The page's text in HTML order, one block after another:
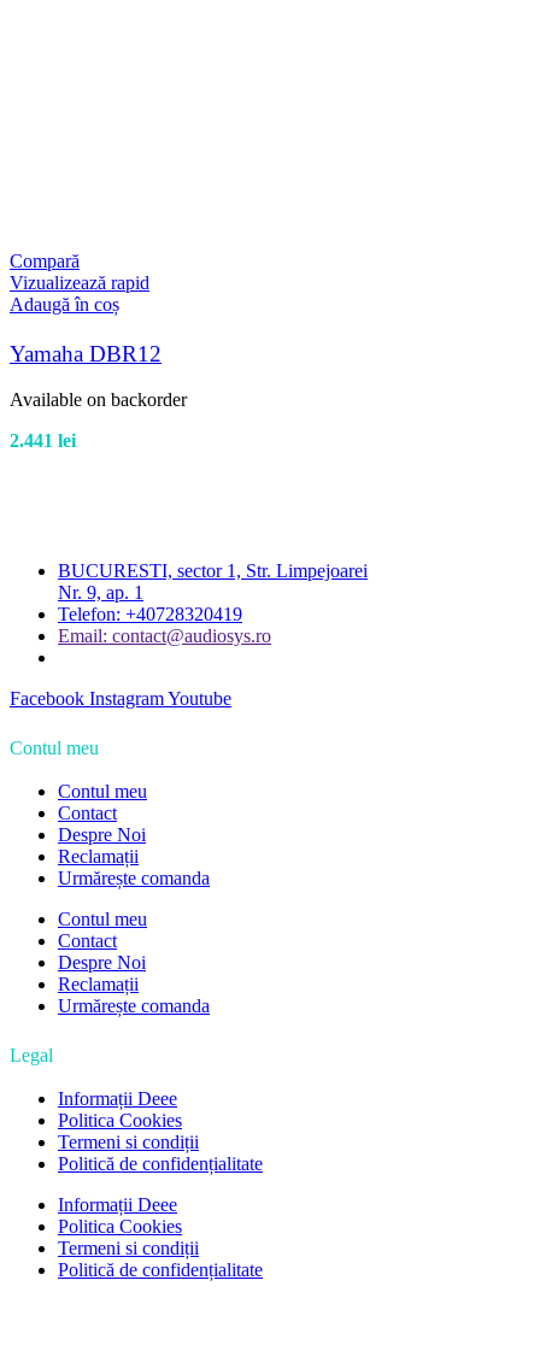
Compară
Vizualizează rapid
Adaugă în coș
Yamaha DBR12
Available on backorder
2.441 lei
BUCURESTI, sector 1, Str. Limpejoarei
Nr. 9, ap. 1
Telefon: +40728320419
Email: contact@audiosys.ro
Facebook InstagramYoutube
Contul meu
Contul meu
Contact
Despre Noi
Reclamații
Urmărește comanda
Contul meu
Contact
Despre Noi
Reclamații
Urmărește comanda
Legal
Informații Deee
Politica Cookies
Termeni si condiții
Politică de confidențialitate
Informații Deee
Politica Cookies
Termeni si condiții
Politică de confidențialitate